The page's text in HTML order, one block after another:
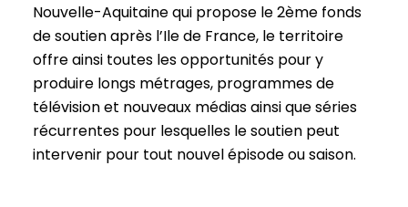
Nouvelle-Aquitaine qui propose le 2ème fonds
de soutien après l’Ile de France, le territoire
offre ainsi toutes les opportunités pour y
produire longs métrages, programmes de
télévision et nouveaux médias ainsi que séries
récurrentes pour lesquelles le soutien peut
intervenir pour tout nouvel épisode ou saison.